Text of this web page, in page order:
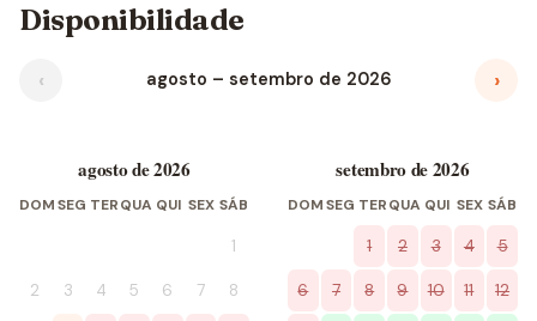
Disponibilidade
‹ agosto – setembro de 2026 ›
agosto de 2026
DOMSEG TERQUA QUI SEX SÁB
1
2 3 4 5 6 7 8
setembro de 2026
DOMSEG TERQUA QUI SEX SÁB
1 2 3 4 5
6 7 8 9 10 11 12